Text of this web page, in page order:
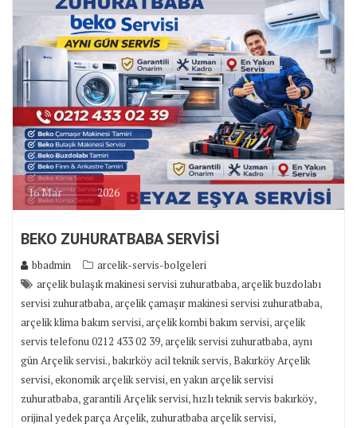
16Mar 2026
BEKO ZUHURATBABA SERVİSİ
bbadmin
arcelik-servis-bolgeleri
arçelik bulaşık makinesi servisi zuhuratbaba,arçelik buzdolabı
servisi zuhuratbaba,arçelik çamaşır makinesi servisi zuhuratbaba,
arçelik klima bakım servisi,arçelik kombi bakım servisi,arçelik
servis telefonu 0212 433 02 39,arçelik servisi zuhuratbaba,aynı
gün Arçelik servisi.,bakırköy acil teknik servis,Bakırköy Arçelik
servisi,ekonomik arçelik servisi,en yakın arçelik servisi
zuhuratbaba,garantili Arçelik servisi,hızlı teknik servis bakırköy,
orijinal yedek parça Arçelik, zuhuratbaba arçelik servisi,